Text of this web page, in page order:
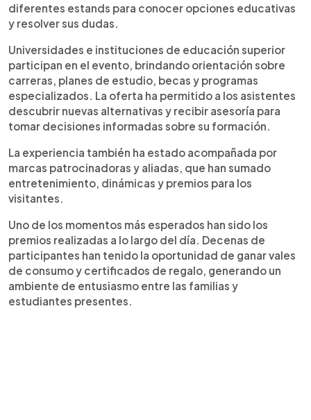
diferentes estands para conocer opciones educativas
y resolver sus dudas.
Universidades e instituciones de educación superior
participan en el evento, brindando orientación sobre
carreras, planes de estudio, becas y programas
especializados. La oferta ha permitido a los asistentes
descubrir nuevas alternativas y recibir asesoría para
tomar decisiones informadas sobre su formación.
La experiencia también ha estado acompañada por
marcas patrocinadoras y aliadas, que han sumado
entretenimiento, dinámicas y premios para los
visitantes.
Uno de los momentos más esperados han sido los
premios realizadas a lo largo del día. Decenas de
participantes han tenido la oportunidad de ganar vales
de consumo y certificados de regalo, generando un
ambiente de entusiasmo entre las familias y
estudiantes presentes.